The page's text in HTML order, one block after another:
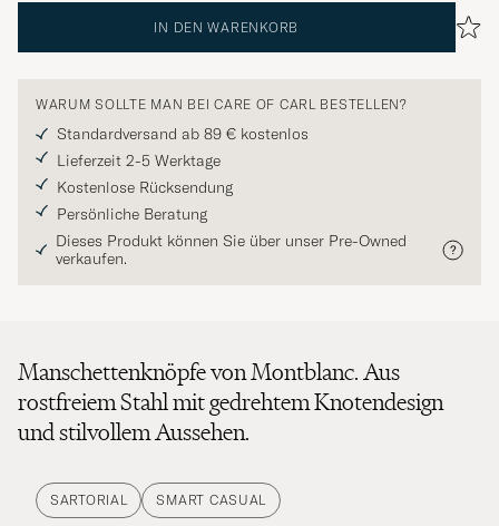
IN DEN WARENKORB
WARUM SOLLTE MAN BEI CARE OF CARL BESTELLEN?
Standardversand ab 89 € kostenlos
Lieferzeit 2-5 Werktage
Kostenlose Rücksendung
Persönliche Beratung
Dieses Produkt können Sie über unser Pre-Owned
verkaufen.
Manschettenknöpfe von Montblanc. Aus
rostfreiem Stahl mit gedrehtem Knotendesign
und stilvollem Aussehen.
SARTORIAL SMART CASUAL